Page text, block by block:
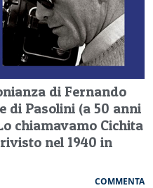
di Fernando
di Pasolini (a 50 anni
chiamavamo Cichita
nel 1940 in
COMMENTA